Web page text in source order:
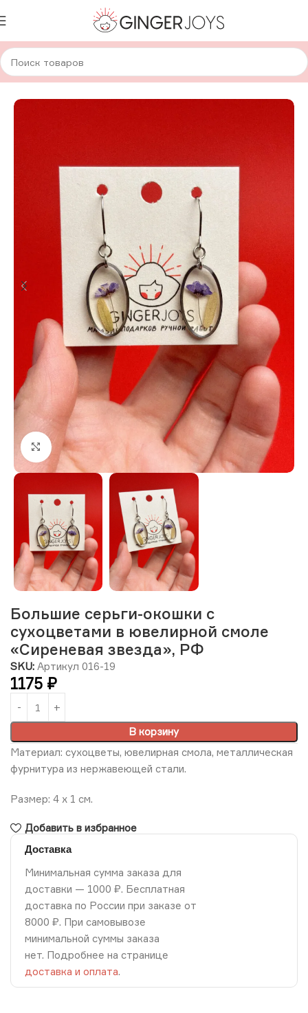
Главная Украшения Серьги Серьги с сухоцветами
Нажмите, чтобы увеличить изображение
Большие серьги-окошки с
сухоцветами в ювелирной смоле
«Сиреневая звезда», РФ
SKU: Артикул 016-19
1175 ₽
В корзину
Материал: сухоцветы, ювелирная смола, металлическая
фурнитура из нержавеющей стали.
Размер: 4 х 1 см.
Добавить в избранное
Доставка
Минимальная сумма заказа для
доставки — 1000 ₽. Бесплатная
доставка по России при заказе от
8000 ₽. При самовывозе
минимальной суммы заказа
нет. Подробнее на странице
доставка и оплата.